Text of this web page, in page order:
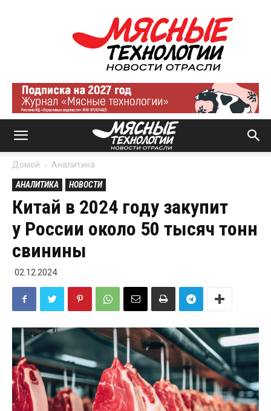
Мясные
технологии
|
Новости
отрасли
Домой Аналитика
АНАЛИТИКА НОВОСТИ
Китай в 2024 году закупит
у России около 50 тысяч тонн
свинины
02.12.2024